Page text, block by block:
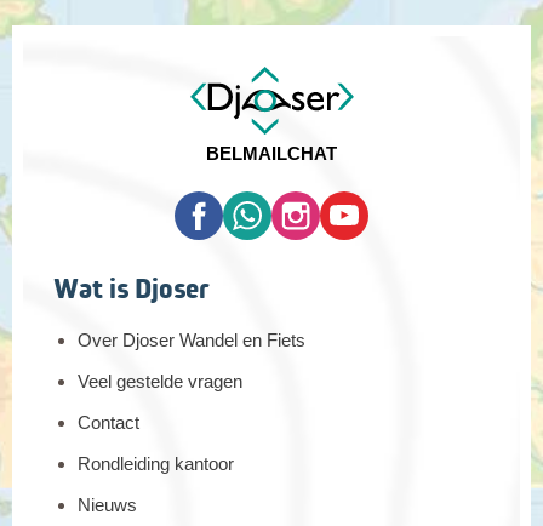
BELMAILCHAT
Wat is Djoser
Over Djoser Wandel en Fiets
Veel gestelde vragen
Contact
Rondleiding kantoor
Nieuws